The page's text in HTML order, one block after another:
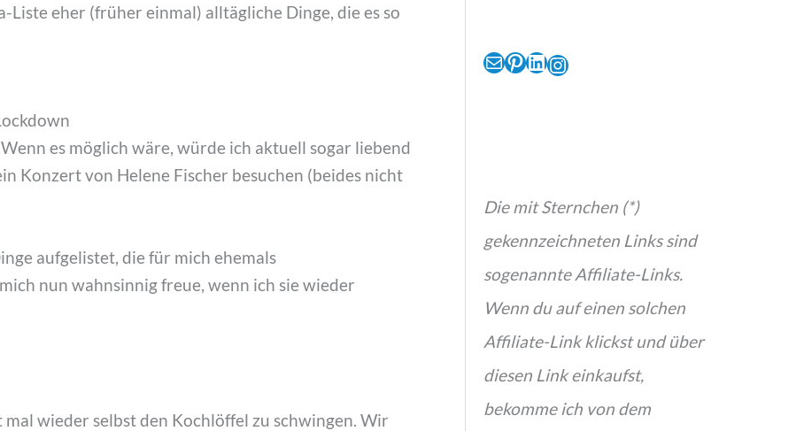
eher (früher einmal) alltägliche Dinge, die es so
es möglich wäre, würde ich aktuell sogar liebend
Konzert von Helene Fischer besuchen (beides nicht
aufgelistet, die für mich ehemals
nun wahnsinnig freue, wenn ich sie wieder
wieder selbst den Kochlöffel zu schwingen. Wir
E-Mail Pinterest LinkedIn Instagram
Die mit Sternchen (*)
gekennzeichneten Links sind
sogenannte Affiliate-Links.
Wenn du auf einen solchen
Affiliate-Link klickst und über
diesen Link einkaufst,
bekomme ich von dem